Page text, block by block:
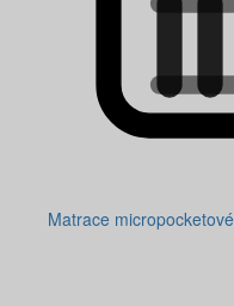
Matrace micropocketové